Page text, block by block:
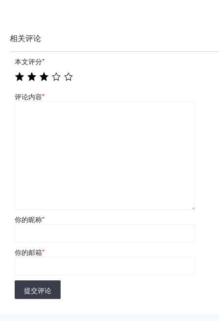
相关评论
本文评分*
评论内容*
你的昵称*
你的邮箱*
提交评论